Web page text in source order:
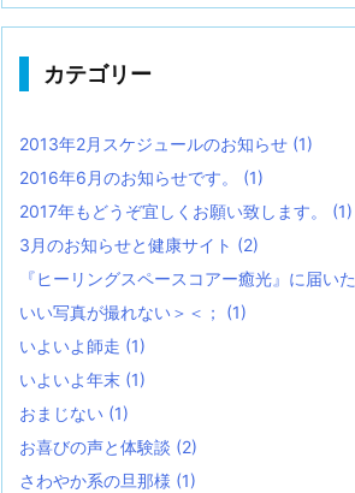
カテゴリー
2013年2月スケジュールのお知らせ (1)
2016年6月のお知らせです。 (1)
2017年もどうぞ宜しくお願い致します。 (1)
3月のお知らせと健康サイト (2)
『ヒーリングスペースコアー癒光』に届いた
いい写真が撮れない＞＜； (1)
いよいよ師走 (1)
いよいよ年末 (1)
おまじない (1)
お喜びの声と体験談 (2)
さわやか系の旦那様 (1)